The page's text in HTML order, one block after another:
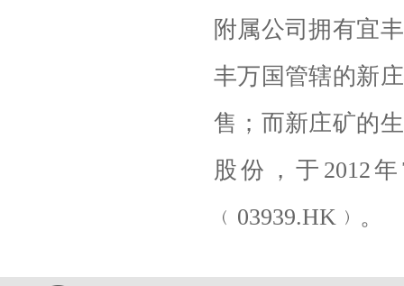
附属公司拥有宜
丰万国管辖的新
售；而新庄矿的
股份，于2012
﹙03939.HK﹚。